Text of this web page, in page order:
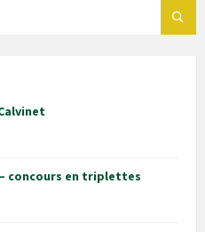
concours en triplettes